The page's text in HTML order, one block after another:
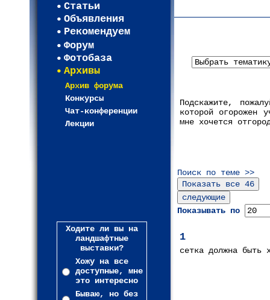
Статьи
Объявления
Рекомендуем
Форум
Фотобаза
Архивы
Архив форума
Конкурсы
Чат-конференции
Лекции
Ходите ли вы на
ландшафтные
выставки?
Хожу на все
доступные, мне
это интересно
Бываю, но без
Подскажите,
которой огорожен
мне хочется
Поиск по теме >>
Показывать по
1
сетка должна быть